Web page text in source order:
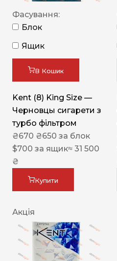
Фасування:
Блок
Ящик
В Кошик
Kent (8) King Size —
Черновцы сигарети з
турбо фільтром
₴670 ₴650 за блок
$700 за ящик≈ 31 500
₴
Купити
Акція